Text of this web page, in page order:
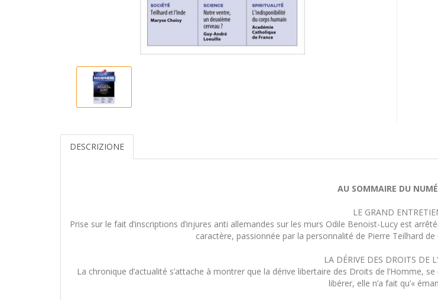
DESCRIZIONE
AU SOMMAIRE DU
LE GRAND
Prise sur le fait d’inscriptions d’injures anti allemandes sur les murs Odile Benoist-Lucy est
caractère, passionnée par la personnalité de Pierre Teilhard
LA DÉRIVE DES DROITS DE
La chronique d’actualité s’attache à montrer que la dérive libertaire des Droits de l’Homme,
libérer, elle n’a fait qu’«